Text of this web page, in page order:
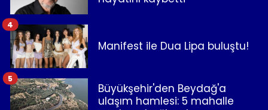
Manifest ile Dua Lipa buluştu!
4
Büyükşehir'den Beydağ'a
ulaşım hamlesi: 5 mahalle
5